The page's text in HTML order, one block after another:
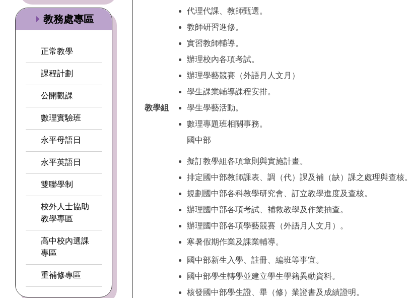
教務處專區
正常教學
課程計劃
公開觀課
數理實驗班
永平母語日
永平英語日
雙聯學制
校外人士協助
教學專區
高中校內選課
專區
重補修專區
教學組
代理代課、教師甄選。
教師研習進修。
實習教師輔導。
辦理校內各項考試。
辦理學藝競賽（外語月人文月）
學生課業輔導課程安排。
學生學藝活動。
數理專題班相關事務。
國中部
擬訂教學組各項章則與實施計畫。
排定國中部教師課表、調（代）課及補（缺）課之處理與查核。
規劃國中部各科教學研究會、訂立教學進度及查核。
辦理國中部各項考試、補救教學及作業抽查。
辦理國中部各項學藝競賽（外語月人文月）。
寒暑假期作業及課業輔導。
國中部新生入學、註冊、編班等事宜。
國中部學生轉學並建立學生學籍異動資料。
核發國中部學生證、畢（修）業證書及成績證明。